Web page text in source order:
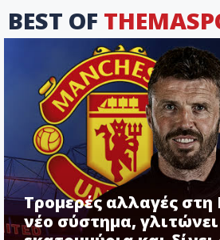
BEST OF
Τρομερές αλλαγές στη
νέο σύστημα,